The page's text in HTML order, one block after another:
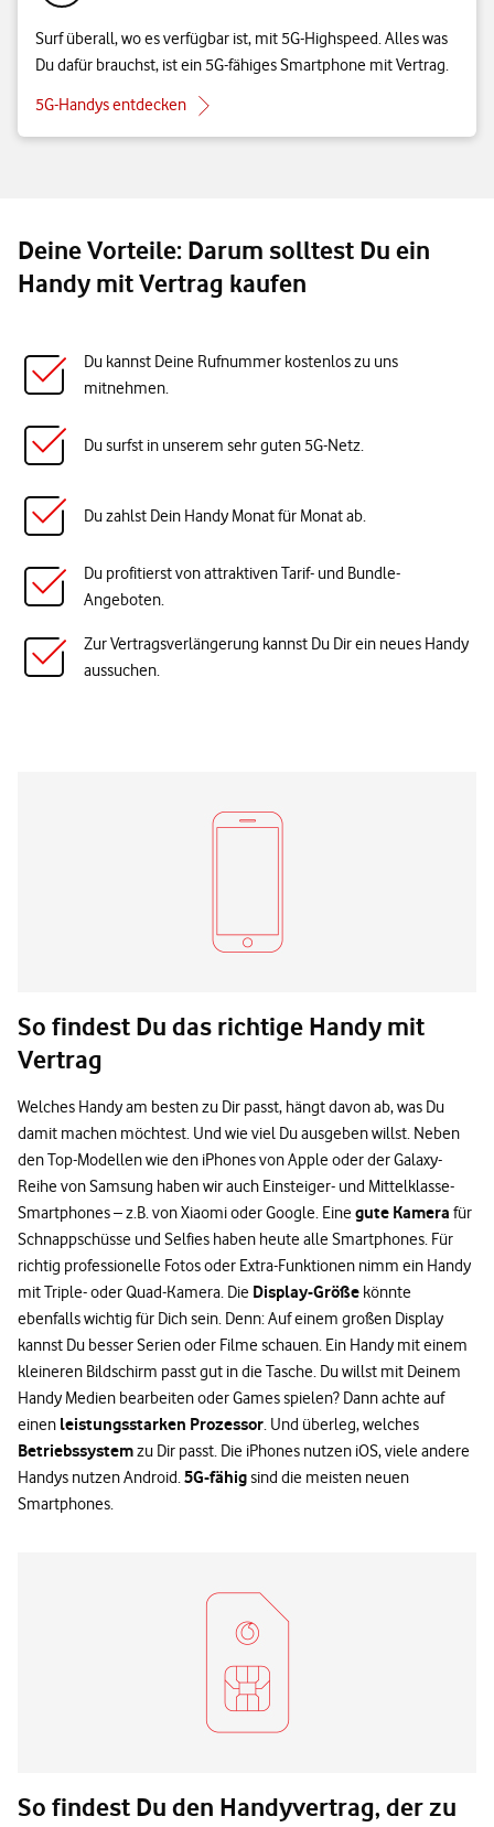
Surf überall, wo es verfügbar ist, mit 5G-Highspeed. Alles was
Du dafür brauchst, ist ein 5G-fähiges Smartphone mit Vertrag.
5G-Handys entdecken
Deine Vorteile: Darum solltest Du ein
Handy mit Vertrag kaufen
Du kannst Deine Rufnummer kostenlos zu uns
mitnehmen.
Du surfst in unserem sehr guten 5G-Netz.
Du zahlst Dein Handy Monat für Monat ab.
Du profitierst von attraktiven Tarif- und Bundle-
Angeboten.
Zur Vertragsverlängerung kannst Du Dir ein neues Handy
aussuchen.
So findest Du das richtige Handy mit
Vertrag
Welches Handy am besten zu Dir passt, hängt davon ab, was Du
damit machen möchtest. Und wie viel Du ausgeben willst. Neben
den Top-Modellen wie den iPhones von Apple oder der Galaxy-
Reihe von Samsung haben wir auch Einsteiger- und Mittelklasse-
Smartphones – z.B. von Xiaomi oder Google. Einegute Kamera für
Schnappschüsse und Selfies haben heute alle Smartphones. Für
richtig professionelle Fotos oder Extra-Funktionen nimm ein Handy
mit Triple- oder Quad-Kamera. Die Display-Größe könnte
ebenfalls wichtig für Dich sein. Denn: Auf einem großen Display
kannst Du besser Serien oder Filme schauen. Ein Handy mit einem
kleineren Bildschirm passt gut in die Tasche. Du willst mit Deinem
Handy Medien bearbeiten oder Games spielen? Dann achte auf
einen leistungsstarken Prozessor. Und überleg, welches
Betriebssystemzu Dir passt. Die iPhones nutzen iOS, viele andere
Handys nutzen Android.5G-fähigsind die meisten neuen
Smartphones.
So findest Du den Handyvertrag, der zu